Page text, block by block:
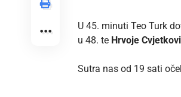
U 45. minuti Teo Turk
u 48. te Hrvoje
Sutra nas od 19 sati